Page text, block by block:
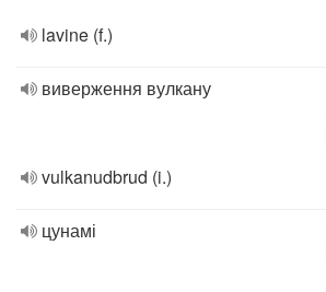
lavine (f.)
виверження вулкану
vulkanudbrud (i.)
цунамі